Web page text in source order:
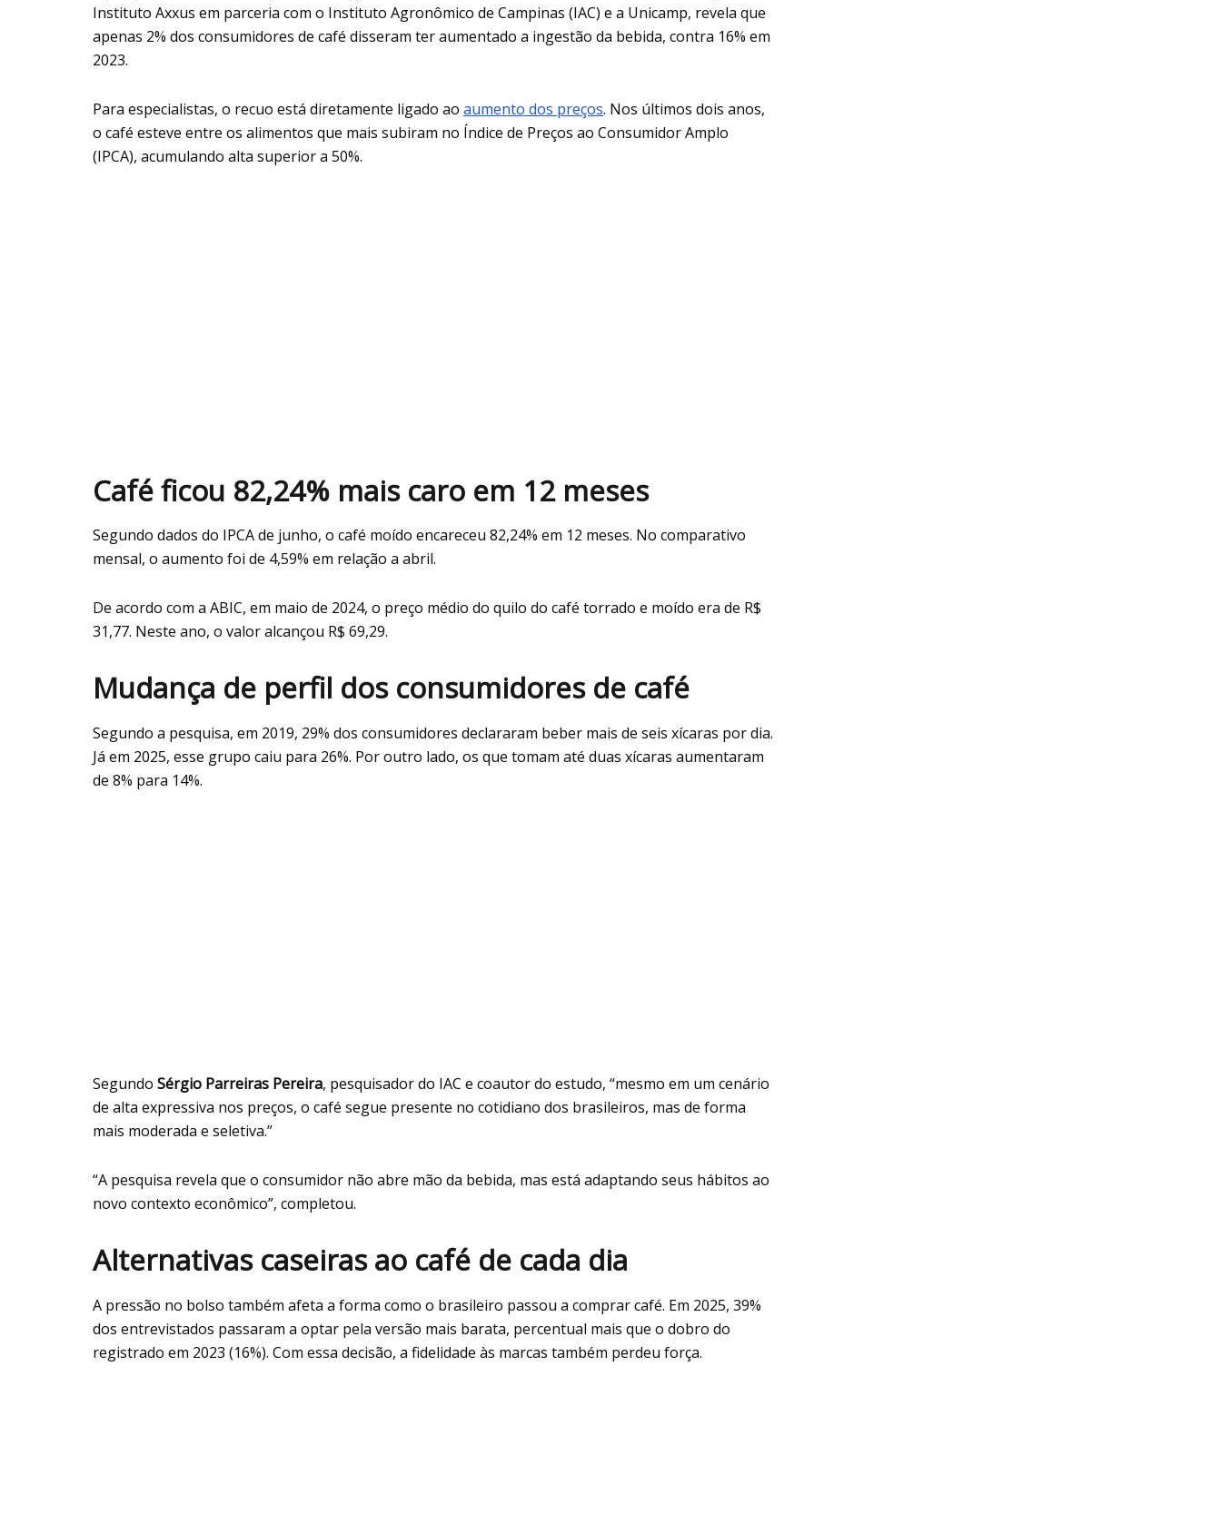
Instituto Axxus em parceria com o Instituto Agronômico de Campinas (IAC) e a Unicamp, revela que
apenas 2% dos consumidores de café disseram ter aumentado a ingestão da bebida, contra 16% em
2023.
Para especialistas, o recuo está diretamente ligado ao aumento dos preços. Nos últimos dois anos,
o café esteve entre os alimentos que mais subiram no Índice de Preços ao Consumidor Amplo
(IPCA), acumulando alta superior a 50%.
Café ficou 82,24% mais caro em 12 meses
Segundo dados do IPCA de junho, o café moído encareceu 82,24% em 12 meses. No comparativo
mensal, o aumento foi de 4,59% em relação a abril.
De acordo com a ABIC, em maio de 2024, o preço médio do quilo do café torrado e moído era de R$
31,77. Neste ano, o valor alcançou R$ 69,29.
Mudança de perfil dos consumidores de café
Segundo a pesquisa, em 2019, 29% dos consumidores declararam beber mais de seis xícaras por dia.
Já em 2025, esse grupo caiu para 26%. Por outro lado, os que tomam até duas xícaras aumentaram
de 8% para 14%.
Segundo Sérgio Parreiras Pereira, pesquisador do IAC e coautor do estudo, “mesmo em um cenário
de alta expressiva nos preços, o café segue presente no cotidiano dos brasileiros, mas de forma
mais moderada e seletiva.”
“A pesquisa revela que o consumidor não abre mão da bebida, mas está adaptando seus hábitos ao
novo contexto econômico”, completou.
Alternativas caseiras ao café de cada dia
A pressão no bolso também afeta a forma como o brasileiro passou a comprar café. Em 2025, 39%
dos entrevistados passaram a optar pela versão mais barata, percentual mais que o dobro do
registrado em 2023 (16%). Com essa decisão, a fidelidade às marcas também perdeu força.